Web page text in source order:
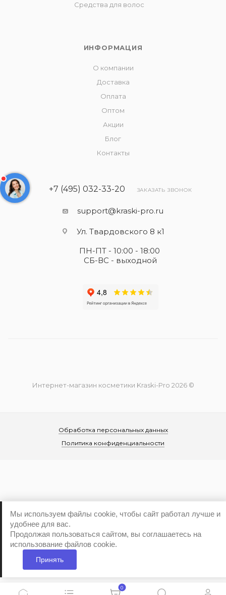
Средства для волос
ИНФОРМАЦИЯ
О компании
Доставка
Оплата
Оптом
Акции
Блог
Контакты
+7 (495) 032-33-20 ЗАКАЗАТЬ ЗВОНОК
support@kraski-pro.ru
Ул. Твардовского 8 к1
ПН-ПТ - 10:00 - 18:00
СБ-ВС - выходной
Интернет-магазин косметики Kraski-Pro 2026 ©
Обработка персональных данных
Политика конфиденциальности
Мы используем файлы cookie, чтобы сайт работал лучше и
удобнее для вас.
Продолжая пользоваться сайтом, вы соглашаетесь на
использование файлов cookie.
Принять
0